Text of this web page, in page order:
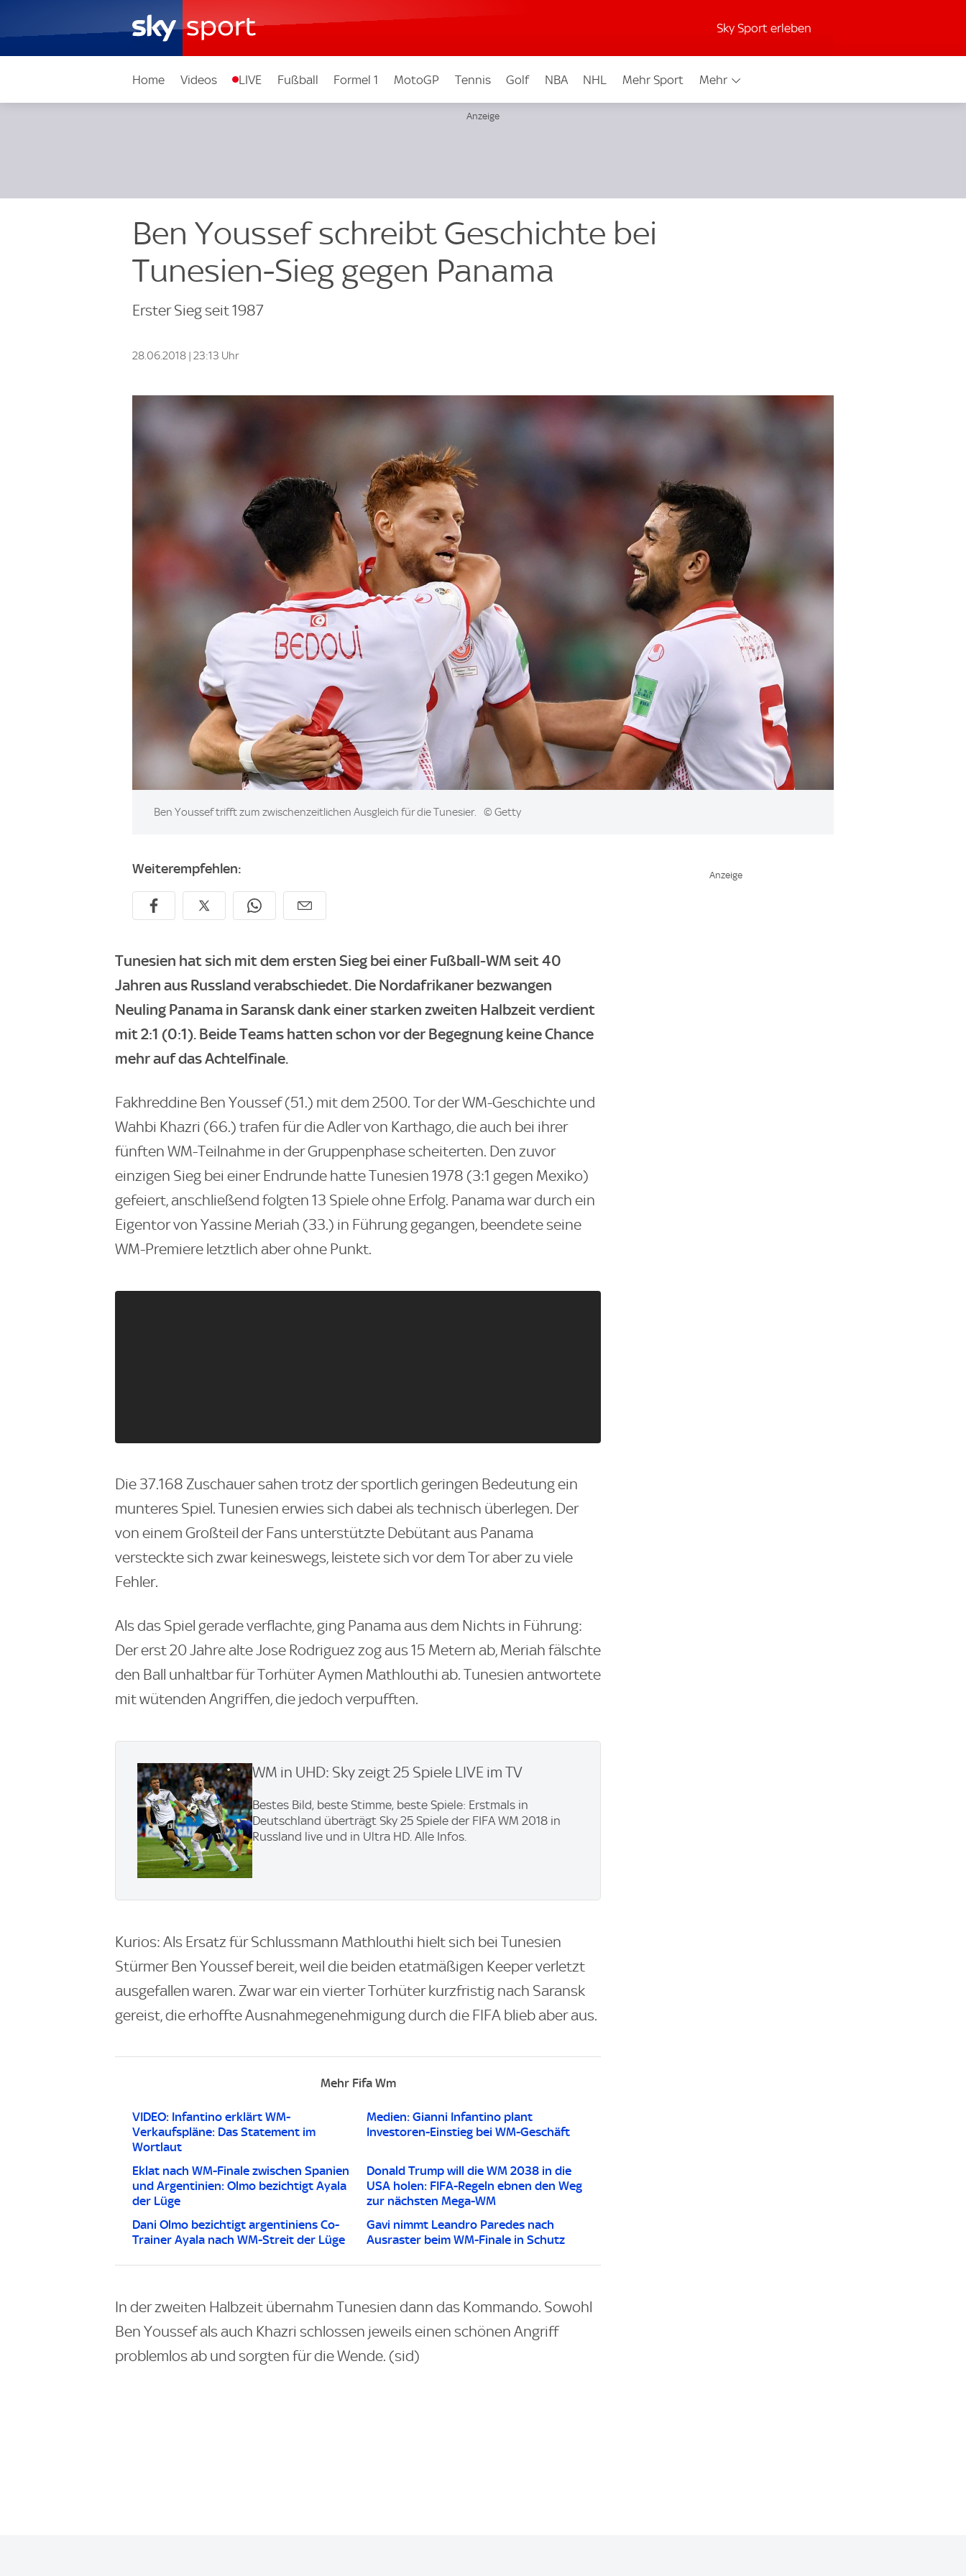
Sky Sport erleben
Home Videos LIVE Fußball Formel 1 MotoGP Tennis Golf NBA NHL Mehr Sport Mehr
Ben Youssef schreibt Geschichte bei
Tunesien-Sieg gegen Panama
Erster Sieg seit 1987
28.06.2018 | 23:13 Uhr
Image:
Ben Youssef trifft zum zwischenzeitlichen Ausgleich für die Tunesier. © Getty
Weiterempfehlen:
Tunesien hat sich mit dem ersten Sieg bei einer Fußball-WM seit 40
Jahren aus Russland verabschiedet. Die Nordafrikaner bezwangen
Neuling Panama in Saransk dank einer starken zweiten Halbzeit verdient
mit 2:1 (0:1). Beide Teams hatten schon vor der Begegnung keine Chance
mehr auf das Achtelfinale.
Fakhreddine Ben Youssef (51.) mit dem 2500. Tor der WM-Geschichte und
Wahbi Khazri (66.) trafen für die Adler von Karthago, die auch bei ihrer
fünften WM-Teilnahme in der Gruppenphase scheiterten. Den zuvor
einzigen Sieg bei einer Endrunde hatte Tunesien 1978 (3:1 gegen Mexiko)
gefeiert, anschließend folgten 13 Spiele ohne Erfolg. Panama war durch ein
Eigentor von Yassine Meriah (33.) in Führung gegangen, beendete seine
WM-Premiere letztlich aber ohne Punkt.
Die 37.168 Zuschauer sahen trotz der sportlich geringen Bedeutung ein
munteres Spiel. Tunesien erwies sich dabei als technisch überlegen. Der
von einem Großteil der Fans unterstützte Debütant aus Panama
versteckte sich zwar keineswegs, leistete sich vor dem Tor aber zu viele
Fehler.
Als das Spiel gerade verflachte, ging Panama aus dem Nichts in Führung:
Der erst 20 Jahre alte Jose Rodriguez zog aus 15 Metern ab, Meriah fälschte
den Ball unhaltbar für Torhüter Aymen Mathlouthi ab. Tunesien antwortete
mit wütenden Angriffen, die jedoch verpufften.
WM in UHD: Sky zeigt 25 Spiele LIVE im TV
Bestes Bild, beste Stimme, beste Spiele: Erstmals in
Deutschland überträgt Sky 25 Spiele der FIFA WM 2018 in
Russland live und in Ultra HD. Alle Infos.
Kurios: Als Ersatz für Schlussmann Mathlouthi hielt sich bei Tunesien
Stürmer Ben Youssef bereit, weil die beiden etatmäßigen Keeper verletzt
ausgefallen waren. Zwar war ein vierter Torhüter kurzfristig nach Saransk
gereist, die erhoffte Ausnahmegenehmigung durch die FIFA blieb aber aus.
Mehr Fifa Wm
VIDEO: Infantino erklärt WM-
Verkaufspläne: Das Statement im
Wortlaut
Medien: Gianni Infantino plant
Investoren-Einstieg bei WM-Geschäft
Eklat nach WM-Finale zwischen Spanien
und Argentinien: Olmo bezichtigt Ayala
der Lüge
Donald Trump will die WM 2038 in die
USA holen: FIFA-Regeln ebnen den Weg
zur nächsten Mega-WM
Dani Olmo bezichtigt argentiniens Co-
Trainer Ayala nach WM-Streit der Lüge
Gavi nimmt Leandro Paredes nach
Ausraster beim WM-Finale in Schutz
In der zweiten Halbzeit übernahm Tunesien dann das Kommando. Sowohl
Ben Youssef als auch Khazri schlossen jeweils einen schönen Angriff
problemlos ab und sorgten für die Wende. (sid)